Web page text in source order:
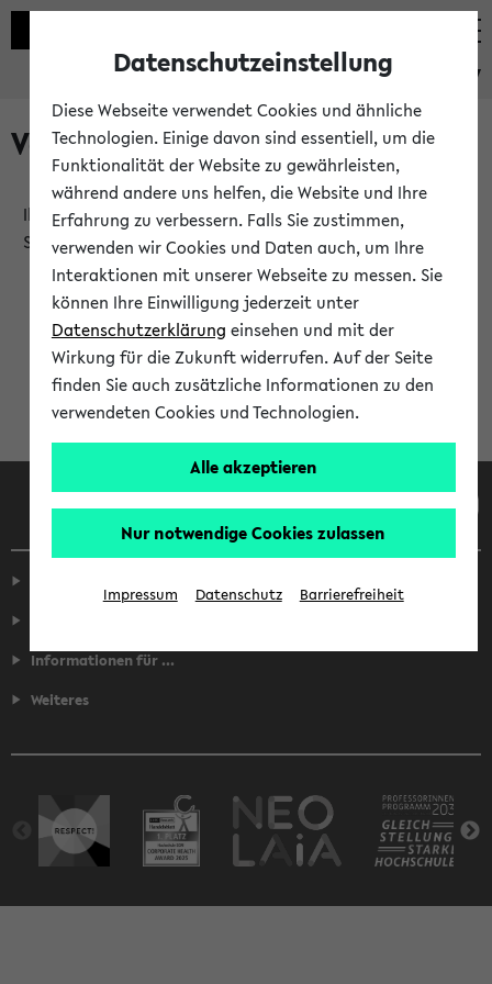
eKVV
Verlauf
Ihr Verlauf ist leer. Er wird sich im Verlauf Ihrer eKVV
Sitzung füllen.
Informationen für ...
Weiteres
Datenschutzeinstellung
Diese Webseite verwendet Cookies und ähnliche
Technologien. Einige davon sind essentiell, um die
Funktionalität der Website zu gewährleisten,
während andere uns helfen, die Website und Ihre
Erfahrung zu verbessern. Falls Sie zustimmen,
verwenden wir Cookies und Daten auch, um Ihre
Interaktionen mit unserer Webseite zu messen. Sie
können Ihre Einwilligung jederzeit unter
Datenschutzerklärung einsehen und mit der
Wirkung für die Zukunft widerrufen. Auf der Seite
finden Sie auch zusätzliche Informationen zu den
verwendeten Cookies und Technologien.
Alle akzeptieren
Nur notwendige Cookies zulassen
Impressum Datenschutz Barrierefreiheit